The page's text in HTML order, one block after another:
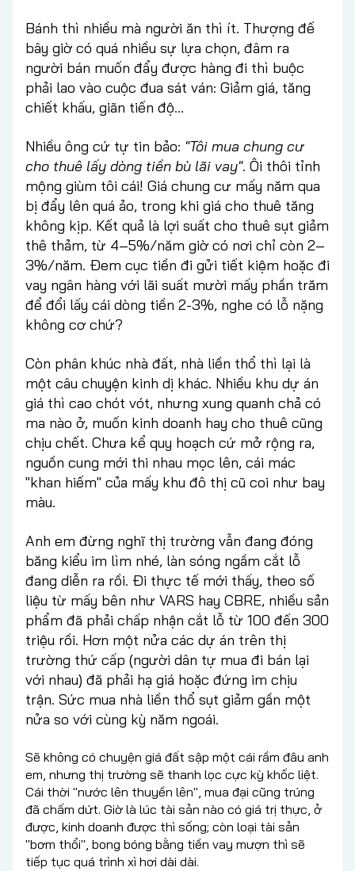
Bánh thì nhiều mà người ăn thì ít. Thượng đế
bây giờ có quá nhiều sự lựa chọn, đâm ra
người bán muốn đẩy được hàng đi thì buộc
phải lao vào cuộc đua sát ván: Giảm giá, tăng
chiết khấu, giãn tiến độ...
Nhiều ông cứ tự tin bảo: "Tôi mua chung cư
cho thuê lấy dòng tiền bù lãi vay". Ôi thôi tỉnh
mộng giùm tôi cái! Giá chung cư mấy năm qua
bị đẩy lên quá ảo, trong khi giá cho thuê tăng
không kịp. Kết quả là lợi suất cho thuê sụt giảm
thê thảm, từ 4–5%/năm giờ có nơi chỉ còn 2–
3%/năm. Đem cục tiền đi gửi tiết kiệm hoặc đi
vay ngân hàng với lãi suất mười mấy phần trăm
để đổi lấy cái dòng tiền 2-3%, nghe có lỗ nặng
không cơ chứ?
Còn phân khúc nhà đất, nhà liền thổ thì lại là
một câu chuyện kinh dị khác. Nhiều khu dự án
giá thì cao chót vót, nhưng xung quanh chả có
ma nào ở, muốn kinh doanh hay cho thuê cũng
chịu chết. Chưa kể quy hoạch cứ mở rộng ra,
nguồn cung mới thi nhau mọc lên, cái mác
"khan hiếm" của mấy khu đô thị cũ coi như bay
màu.
Anh em đừng nghĩ thị trường vẫn đang đóng
băng kiểu im lìm nhé, làn sóng ngầm cắt lỗ
đang diễn ra rồi. Đi thực tế mới thấy, theo số
liệu từ mấy bên như VARS hay CBRE, nhiều sản
phẩm đã phải chấp nhận cắt lỗ từ 100 đến 300
triệu rồi. Hơn một nửa các dự án trên thị
trường thứ cấp (người dân tự mua đi bán lại
với nhau) đã phải hạ giá hoặc đứng im chịu
trận. Sức mua nhà liền thổ sụt giảm gần một
nửa so với cùng kỳ năm ngoái.
Sẽ không có chuyện giá đất sập một cái rầm đâu anh
em, nhưng thị trường sẽ thanh lọc cực kỳ khốc liệt.
Cái thời "nước lên thuyền lên", mua đại cũng trúng
đã chấm dứt. Giờ là lúc tài sản nào có giá trị thực, ở
được, kinh doanh được thì sống; còn loại tài sản
"bơm thổi", bong bóng bằng tiền vay mượn thì sẽ
tiếp tục quá trình xì hơi dài dài.